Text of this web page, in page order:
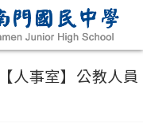
【人事室】公教人員